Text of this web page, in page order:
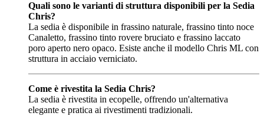
Quali sono le varianti di struttura disponibili per la Sedia
Chris?
La sedia è disponibile in frassino naturale, frassino tinto noce
Canaletto, frassino tinto rovere bruciato e frassino laccato
poro aperto nero opaco. Esiste anche il modello Chris ML con
struttura in acciaio verniciato.
Come è rivestita la Sedia Chris?
La sedia è rivestita in ecopelle, offrendo un'alternativa
elegante e pratica ai rivestimenti tradizionali.